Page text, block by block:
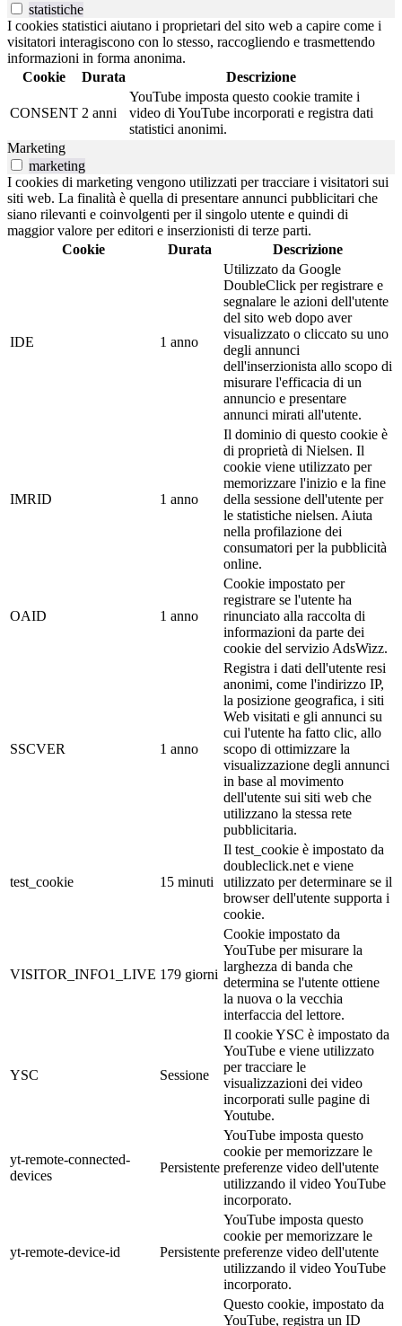
statistiche
I cookies statistici aiutano i proprietari del sito web a capire come i
visitatori interagiscono con lo stesso, raccogliendo e trasmettendo
informazioni in forma anonima.
Cookie
Durata Descrizione
CONSENT 2 anni
YouTube imposta questo cookie tramite i
video di YouTube incorporati e registra dati
statistici anonimi.
Marketing
marketing
I cookies di marketing vengono utilizzati per tracciare i visitatori sui
siti web. La finalità è quella di presentare annunci pubblicitari che
siano rilevanti e coinvolgenti per il singolo utente e quindi di
maggior valore per editori e inserzionisti di terze parti.
Cookie
Durata Descrizione
IDE 1 anno
Utilizzato da Google
DoubleClick per registrare e
segnalare le azioni dell'utente
del sito web dopo aver
visualizzato o cliccato su uno
degli annunci
dell'inserzionista allo scopo di
misurare l'efficacia di un
annuncio e presentare
annunci mirati all'utente.
IMRID 1 anno
Il dominio di questo cookie è
di proprietà di Nielsen. Il
cookie viene utilizzato per
memorizzare l'inizio e la fine
della sessione dell'utente per
le statistiche nielsen. Aiuta
nella profilazione dei
consumatori per la pubblicità
online.
OAID 1 anno
Cookie impostato per
registrare se l'utente ha
rinunciato alla raccolta di
informazioni da parte dei
cookie del servizio AdsWizz.
SSCVER 1 anno
Registra i dati dell'utente resi
anonimi, come l'indirizzo IP,
la posizione geografica, i siti
Web visitati e gli annunci su
cui l'utente ha fatto clic, allo
scopo di ottimizzare la
visualizzazione degli annunci
in base al movimento
dell'utente sui siti web che
utilizzano la stessa rete
pubblicitaria.
test_cookie 15 minuti
Il test_cookie è impostato da
doubleclick.net e viene
utilizzato per determinare se il
browser dell'utente supporta i
cookie.
VISITOR_INFO1_LIVE 179 giorni
Cookie impostato da
YouTube per misurare la
larghezza di banda che
determina se l'utente ottiene
la nuova o la vecchia
interfaccia del lettore.
YSC Sessione
Il cookie YSC è impostato da
YouTube e viene utilizzato
per tracciare le
visualizzazioni dei video
incorporati sulle pagine di
Youtube.
yt-remote-connected-
devices
Persistente
YouTube imposta questo
cookie per memorizzare le
preferenze video dell'utente
utilizzando il video YouTube
incorporato.
yt-remote-device-id Persistente
YouTube imposta questo
cookie per memorizzare le
preferenze video dell'utente
utilizzando il video YouTube
incorporato.
Questo cookie, impostato da
YouTube, registra un ID